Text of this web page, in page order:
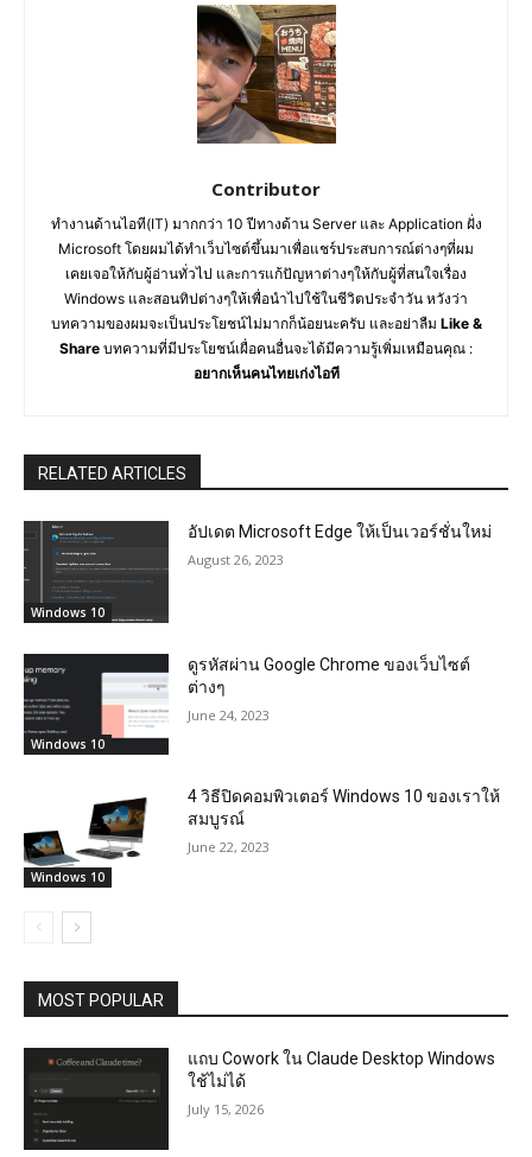
Contributor
ทำงานด้านไอที(IT) มากกว่า 10 ปีทางด้าน Server และ Application ฝั่ง
Microsoft โดยผมได้ทำเว็บไซต์ขึ้นมาเพื่อแชร์ประสบการณ์ต่างๆที่ผม
เคยเจอให้กับผู้อ่านทั่วไป และการแก้ปัญหาต่างๆให้กับผู้ที่สนใจเรื่อง
Windows และสอนทิปต่างๆให้เพื่อนำไปใช้ในชีวิตประจำวัน หวังว่า
บทความของผมจะเป็นประโยชน์ไม่มากก็น้อยนะครับ และอย่าลืม Like &
Share บทความที่มีประโยชน์เผื่อคนอื่นจะได้มีความรู้เพิ่มเหมือนคุณ :
อยากเห็นคนไทยเก่งไอที
RELATED ARTICLES
Windows 10
อัปเดต Microsoft Edge ให้เป็นเวอร์ชั่นใหม่
August 26, 2023
Windows 10
ดูรหัสผ่าน Google Chrome ของเว็บไซต์
ต่างๆ
June 24, 2023
Windows 10
4 วิธีปิดคอมพิวเตอร์ Windows 10 ของเราให้
สมบูรณ์
June 22, 2023
MOST POPULAR
แถบ Cowork ใน Claude Desktop Windows
ใช้ไม่ได้
July 15, 2026